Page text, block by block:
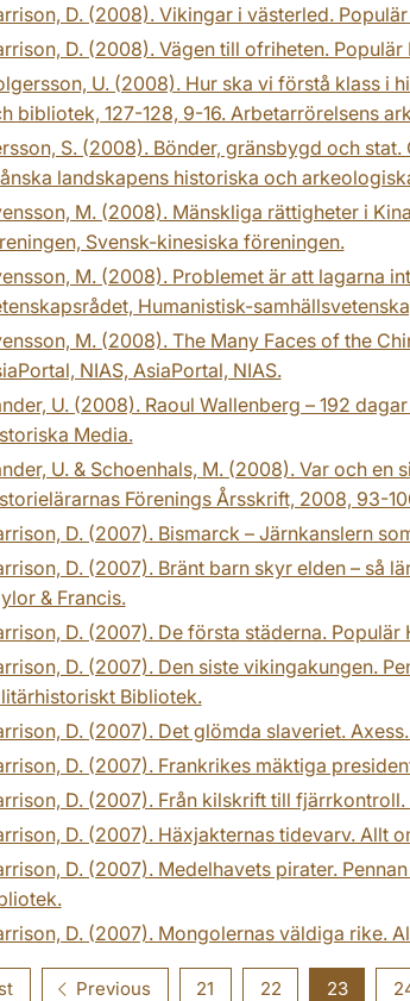
D. (2008). Vikingar i västerled.
D. (2008). Vägen till ofriheten.
U. (2008). Hur ska vi förstå klass i
bibliotek, 127-128, 9-16. Arbetarrörelsens
S. (2008). Bönder, gränsbygd och
landskapens historiska och
M. (2008). Mänskliga rättigheter i
Svensk-kinesiska föreningen.
M. (2008). Problemet är att lagarna
Humanistisk-
M. (2008). The Many Faces of the
NIAS, AsiaPortal, NIAS.
U. (2008). Raoul Wallenberg – 192
Media.
U. & Schoenhals, M. (2008). Var och
Förenings Årsskrift, 2008, 93-
D. (2007). Bismarck – Järnkanslern
D. (2007). Bränt barn skyr elden – så
& Francis.
D. (2007). De första städerna.
D. (2007). Den siste vikingakungen.
Bibliotek.
D. (2007). Det glömda slaveriet.
D. (2007). Frankrikes mäktiga
D. (2007). Från kilskrift till fjärrkontroll.
D. (2007). Häxjakternas tidevarv. Allt
D. (2007). Medelhavets pirater.
D. (2007). Mongolernas väldiga rike.
Previous 21 22 23